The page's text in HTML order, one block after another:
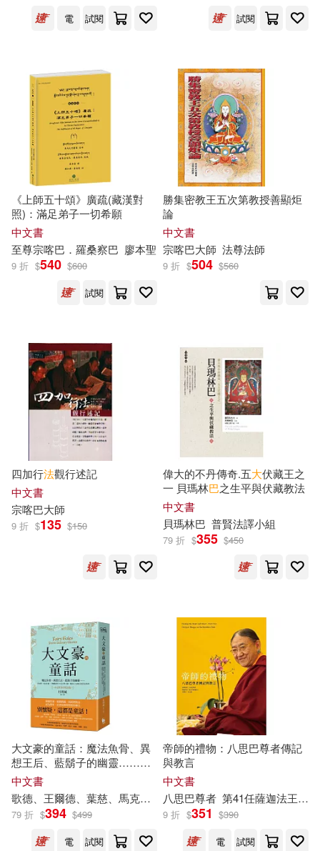
艾瑞克．席伯林(3)
蘇亞濤，王維華（主編）(3)
許飛飛（主編）(3)
賀爾姆．維爾特(3)
達賴喇嘛(3) 邵魯(3)
鄭宗弦(3) 鄭苑鳳(3)
高倉陽樹(3)
麥克‧貝特尼克(3) 黃品喆(3)
鼎茂研究室(3) 齊仲(3)
（德）拉斯伯等(3)
（法）伏爾泰(3)
(德)巴赫(2)
(法)讓·德·布呂諾夫(2)
(法)迪羅塞樂(2) (法)雨果(2)
Eunice(2) F.C．米納克(2)
FUYUMIKAN(2) Fion(2)
地質出版社(7) 大塊文化(7)
大是文化(7)
悅文社(7) 文物出版社(7)
藏典出版社有限公司(7)
譯林出版社(7) 采實文化(7)
Oehms(6)
PCuSER電腦人文化(6)
Profil(6) warner music(6)
上海交通大學出版社(6)
上海譯文出版社(6)
上海財經大學出版社(6)
中國宇航出版社(6)
中國環境科學出版社(6)
中國計量出版社(6)
中國農業科學技術出版社(6)
中國電力出版社(6)
電 試閱 試閱
《上師五十頌》廣疏(藏漢對
照)：滿足弟子一切希願
中文書
至尊宗喀巴 ．羅桑察巴 廖本聖
9 折 $540 $600
試閱
勝集密教王五次第教授善顯炬
論
中文書
宗喀巴大師 法尊法師
9 折 $504 $560
四加行法觀行述記
中文書
宗喀巴大師
9 折 $135 $150
偉大的不丹傳奇.五大伏藏王之
一 貝瑪林巴之生平與伏藏教法
中文書
貝瑪林巴 普賢法譯小組
79 折 $355 $450
大文豪的童話：魔法魚骨、異
想王后、藍鬍子的幽靈……狄
更斯、馬克吐溫、卡爾維諾
30位文學大師
，寫給大人與孩
子的奇幻故事(中文世界首度出
版)
中文書
歌德、王爾德、葉慈、馬克吐溫、赫塞、卡爾維諾、辛格
等 杜明
79 折 $394 $499
電
試閱
帝師的禮物：八思巴尊者傳記
與教言
中文書
八思巴尊者 第41任薩迦法王 薩
9 折 $351 $390
電
試閱